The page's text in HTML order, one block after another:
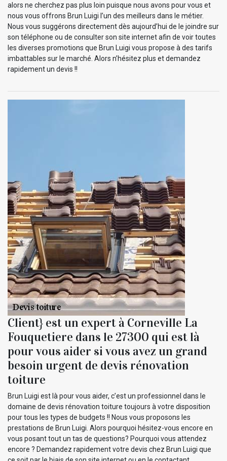
alors ne cherchez pas plus loin puisque nous avons pour vous et
nous vous offrons Brun Luigi l’un des meilleurs dans le métier.
Nous vous suggérons directement dès aujourd’hui de le joindre sur
son téléphone ou de consulter son site internet afin de voir toutes
les diverses promotions que Brun Luigi vous propose à des tarifs
imbattables sur le marché. Alors n’hésitez plus et demandez
rapidement un devis !!
Client} est un expert à Corneville La
Fouquetiere dans le 27300 qui est là
pour vous aider si vous avez un grand
besoin urgent de devis rénovation
toiture
Brun Luigi est là pour vous aider, c’est un professionnel dans le
domaine de devis rénovation toiture toujours à votre disposition
pour tous les types de budgets !! Nous vous proposons les
prestations de Brun Luigi. Alors pourquoi hésitez-vous encore en
vous posant tout un tas de questions? Pourquoi vous attendez
encore ? Demandez rapidement votre devis chez Brun Luigi que